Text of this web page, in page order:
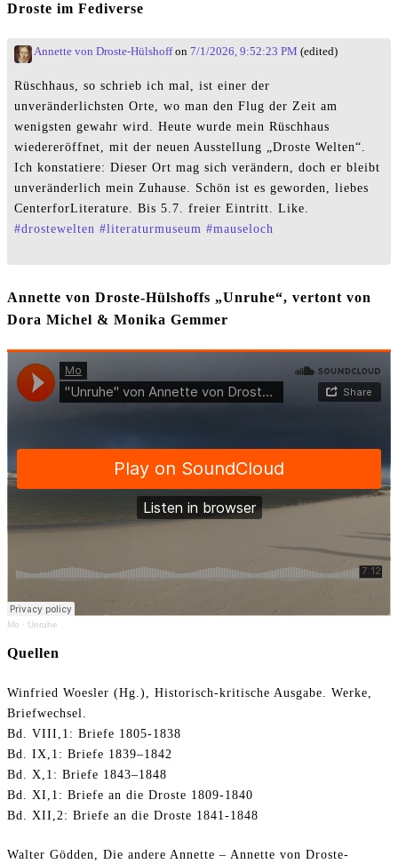
Droste im Fediverse
Annette von Droste-Hülshoffon 7/1/2026, 9:52:23 PM (edited)
Rüschhaus, so schrieb ich mal, ist einer der
unveränderlichsten Orte, wo man den Flug der Zeit am
wenigsten gewahr wird. Heute wurde mein Rüschhaus
wiedereröffnet, mit der neuen Ausstellung „Droste Welten“.
Ich konstatiere: Dieser Ort mag sich verändern, doch er bleibt
unveränderlich mein Zuhause. Schön ist es geworden, liebes
CenterforLiterature. Bis 5.7. freier Eintritt. Like.
#drostewelten #literaturmuseum #mauseloch
Annette von Droste-Hülshoffs „Unruhe“, vertont von
Dora Michel & Monika Gemmer
Mo · Unruhe
Quellen
Winfried Woesler (Hg.), Historisch-kritische Ausgabe. Werke,
Briefwechsel.
Bd. VIII,1: Briefe 1805-1838
Bd. IX,1: Briefe 1839–1842
Bd. X,1: Briefe 1843–1848
Bd. XI,1: Briefe an die Droste 1809-1840
Bd. XII,2: Briefe an die Droste 1841-1848
Walter Gödden, Die andere Annette – Annette von Droste-